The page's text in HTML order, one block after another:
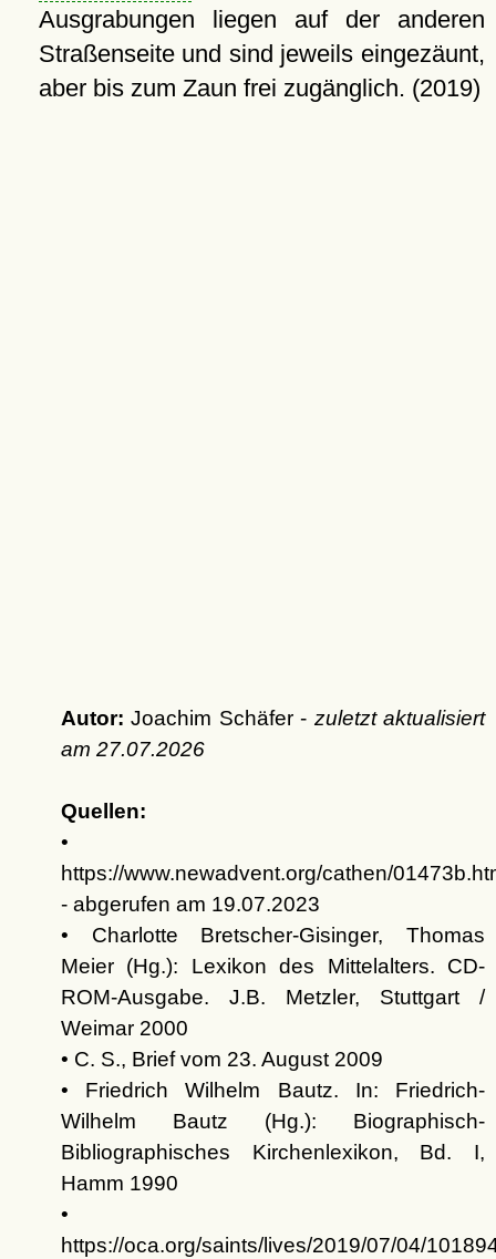
Ausgrabungen liegen auf der anderen
Straßenseite und sind jeweils eingezäunt,
aber bis zum Zaun frei zugänglich. (2019)
Autor: Joachim Schäfer - zuletzt aktualisiert
am 27.07.2026
Quellen:
•
https://www.newadvent.org/cathen/
- abgerufen am 19.07.2023
• Charlotte Bretscher-Gisinger, Thomas
Meier (Hg.): Lexikon des Mittelalters. CD-
ROM-Ausgabe. J.B. Metzler, Stuttgart /
Weimar 2000
• C. S., Brief vom 23. August 2009
• Friedrich Wilhelm Bautz. In: Friedrich-
Wilhelm Bautz (Hg.): Biographisch-
Bibliographisches Kirchenlexikon, Bd. I,
Hamm 1990
•
https://oca.org/saints/lives/2019/07/04/